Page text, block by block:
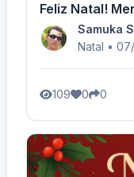
Feliz Natal!
Samuka
Natal •
109 0 0